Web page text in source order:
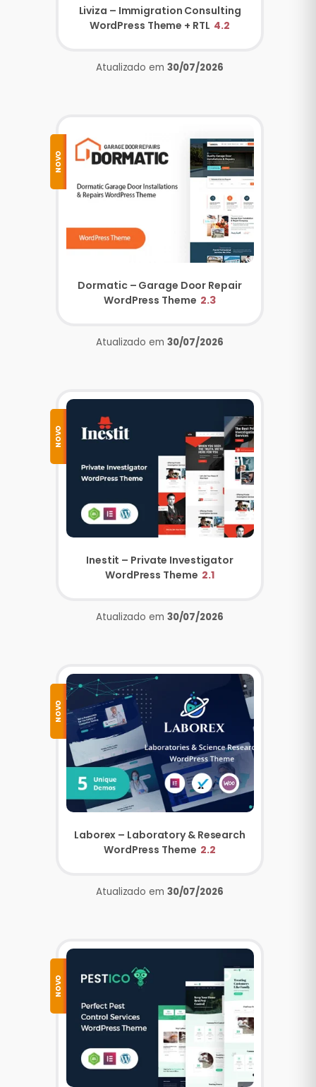
Liviza – Immigration Consulting
WordPress Theme + RTL 4.2
Atualizado em 30/07/2026
NOVO
Dormatic – Garage Door Repair
WordPress Theme 2.3
Atualizado em 30/07/2026
NOVO
Inestit – Private Investigator
WordPress Theme 2.1
Atualizado em 30/07/2026
NOVO
Laborex – Laboratory & Research
WordPress Theme 2.2
Atualizado em 30/07/2026
NOVO